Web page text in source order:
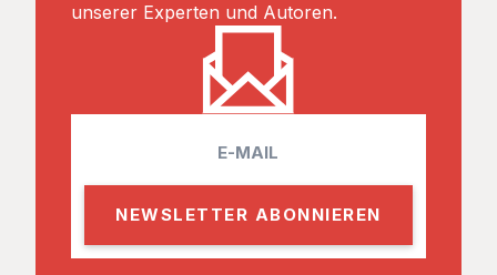
unserer Experten und Autoren.
l